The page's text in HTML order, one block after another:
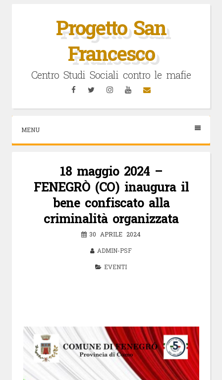
Progetto San
Francesco
Centro Studi Sociali contro le mafie
FacebookTwitterInstagramYouTubeEmail
MENU
18 maggio 2024 –
FENEGRÒ (CO) inaugura il
bene confiscato alla
criminalità organizzata
30 APRILE 2024
ADMIN-PSF
EVENTI